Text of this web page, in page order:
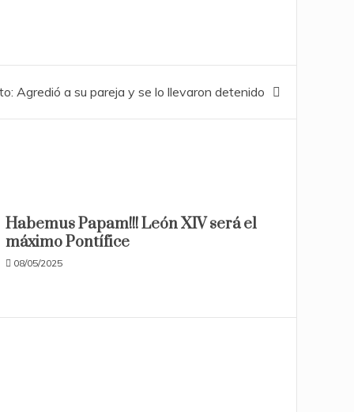
Agredió a su pareja y se lo llevaron detenido
Habemus Papam!!! León XIV será el
máximo Pontífice
08/05/2025